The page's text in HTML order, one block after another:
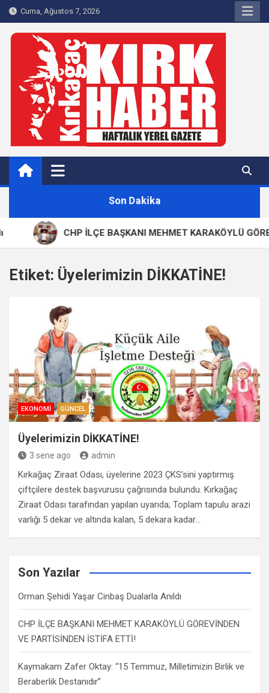
Skip
to
content
Cuma, Ağustos 7, 2026
Kırkağaç 40Haber
Kırkağaç'ın Yerel Haber Sitesi
Son Dakika
CHP İLÇE BAŞKANI MEHMET KARAKÖYLÜ
Etiket: Üyelerimizin DİKKATİNE!
EKONOMI GÜNCEL
Üyelerimizin DİKKATİNE!
3 sene ago admin
Kırkağaç Ziraat Odası, üyelerine 2023 ÇKS’sini yaptırmış
çiftçilere destek başvurusu çağrısında bulundu. Kırkağaç
Ziraat Odası tarafından yapılan uyarıda; Toplam tapulu arazi
varlığı 5 dekar ve altında kalan, 5 dekara kadar…
Son Yazılar
Orman Şehidi Yaşar Cinbaş Dualarla Anıldı
CHP İLÇE BAŞKANI MEHMET KARAKÖYLÜ GÖREVİNDEN
VE PARTİSİNDEN İSTİFA ETTİ!
Kaymakam Zafer Oktay: “15 Temmuz, Milletimizin Birlik ve
Beraberlik Destanıdır”